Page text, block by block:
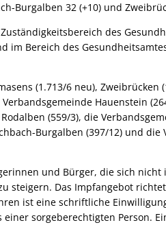
Burgalben 32 (+10) und
des
im Bereich des
(1.713/6 neu), Zweibrücken
Hauenstein
(559/3), die
Burgalben (397/12) und die
und Bürger, die sich
steigern. Das Impfangebot
ist eine schriftliche
sorgeberechtigten Person.